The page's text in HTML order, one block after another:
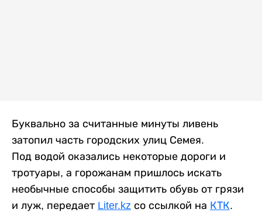
Буквально за считанные минуты ливень
затопил часть городских улиц Семея.
Под водой оказались некоторые дороги и
тротуары, а горожанам пришлось искать
необычные способы защитить обувь от грязи
и луж, передает Liter.kz со ссылкой на КТК.